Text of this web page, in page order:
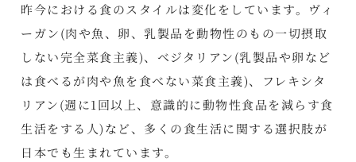
昨今における食のスタイルは変化をしています。ヴィ
ーガン(肉や魚、卵、乳製品を動物性のもの一切摂取
しない完全菜食主義)、ベジタリアン(乳製品や卵など
は食べるが肉や魚を食べない菜食主義)、フレキシタ
リアン(週に1回以上、意識的に動物性食品を減らす食
生活をする人)など、多くの食生活に関する選択肢が
日本でも生まれています。